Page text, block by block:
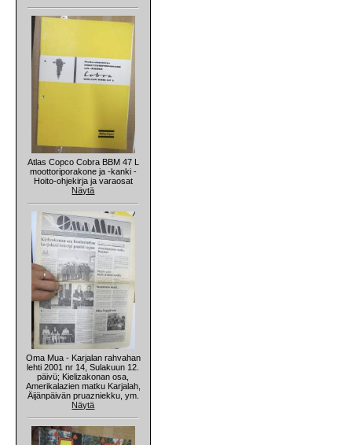
Atlas Copco Cobra BBM 47 L
moottoriporakone ja -kanki -
Hoito-ohjekirja ja varaosat
Näytä
Oma Mua - Karjalan rahvahan
lehti 2001 nr 14, Sulakuun 12.
päivü; Kielizakonan osa,
Amerikalazien matku Karjalah,
Äijänpäivän pruazniekku, ym.
Näytä